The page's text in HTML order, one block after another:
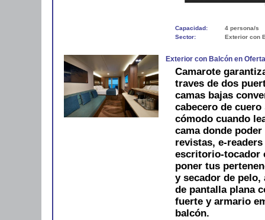
Capacidad:
4 persona/s
Sector:
Exterior con
Exterior con Balcón en
Camarote
traves de dos
camas bajas
cabecero de
cómodo cuando
cama donde
revistas, e-
escritorio-tocador
poner tus
y secador de
de pantalla plana
fuerte y armario
balcón.